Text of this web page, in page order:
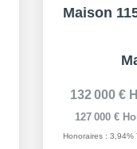
132 000 €
127 000 €
Honoraires : 3,94%